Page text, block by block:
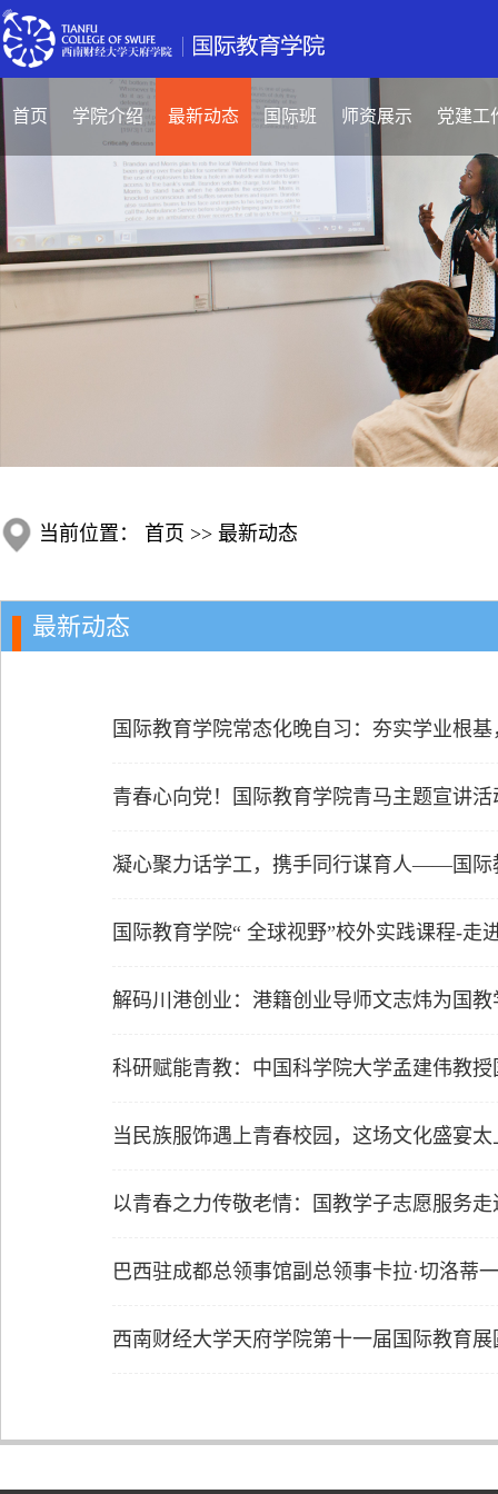
首页 学院介绍 最新动态 国际班 师资展示 党建工
当前位置： 首页 >> 最新动态
最新动态
国际教育学院常态化晚自习：夯实学业根
青春心向党！国际教育学院青马主题宣讲
凝心聚力话学工，携手同行谋育人——国际
国际教育学院“ 全球视野”校外实践课程-走
解码川港创业：港籍创业导师文志炜为国
科研赋能青教：中国科学院大学孟建伟教
当民族服饰遇上青春校园，这场文化盛宴太
以青春之力传敬老情：国教学子志愿服务
巴西驻成都总领事馆副总领事卡拉·切洛蒂
西南财经大学天府学院第十一届国际教育